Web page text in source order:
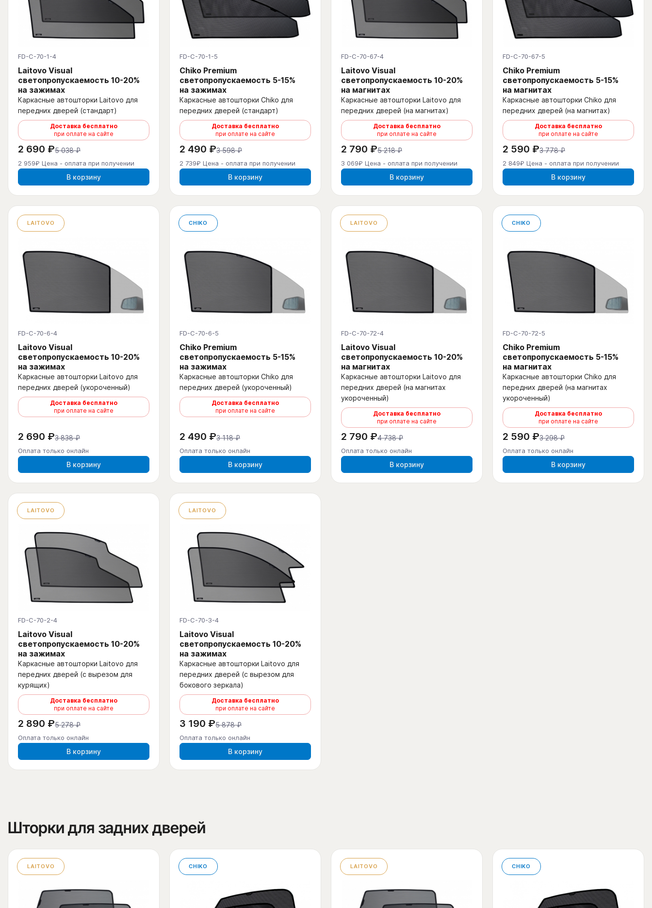
FD-C-70-1-4
Laitovo Visual
светопропускаемость 10-20%
на зажимах
Каркасные автошторки Laitovo для
передних дверей (стандарт)
Доставка бесплатно
при оплате на сайте
2 690 ₽5 038 ₽
2 959₽ Цена - оплата при получении
В корзину
FD-C-70-1-5
Chiko Premium
светопропускаемость 5-15%
на зажимах
Каркасные автошторки Chiko для
передних дверей (стандарт)
Доставка бесплатно
при оплате на сайте
2 490 ₽3 598 ₽
2 739₽ Цена - оплата при получении
В корзину
FD-C-70-67-4
Laitovo Visual
светопропускаемость 10-20%
на магнитах
Каркасные автошторки Laitovo для
передних дверей (на магнитах)
Доставка бесплатно
при оплате на сайте
2 790 ₽5 218 ₽
3 069₽ Цена - оплата при получении
В корзину
FD-C-70-67-5
Chiko Premium
светопропускаемость 5-15%
на магнитах
Каркасные автошторки Chiko для
передних дверей (на магнитах)
Доставка бесплатно
при оплате на сайте
2 590 ₽3 778 ₽
2 849₽ Цена - оплата при получении
В корзину
LAITOVO
FD-C-70-6-4
Laitovo Visual
светопропускаемость 10-20%
на зажимах
Каркасные автошторки Laitovo для
передних дверей (укороченный)
Доставка бесплатно
при оплате на сайте
2 690 ₽3 838 ₽
Оплата только онлайн
В корзину
CHIKO
FD-C-70-6-5
Chiko Premium
светопропускаемость 5-15%
на зажимах
Каркасные автошторки Chiko для
передних дверей (укороченный)
Доставка бесплатно
при оплате на сайте
2 490 ₽3 118 ₽
Оплата только онлайн
В корзину
LAITOVO
FD-C-70-72-4
Laitovo Visual
светопропускаемость 10-20%
на магнитах
Каркасные автошторки Laitovo для
передних дверей (на магнитах
укороченный)
Доставка бесплатно
при оплате на сайте
2 790 ₽4 738 ₽
Оплата только онлайн
В корзину
CHIKO
FD-C-70-72-5
Chiko Premium
светопропускаемость 5-15%
на магнитах
Каркасные автошторки Chiko для
передних дверей (на магнитах
укороченный)
Доставка бесплатно
при оплате на сайте
2 590 ₽3 298 ₽
Оплата только онлайн
В корзину
LAITOVO
FD-C-70-2-4
Laitovo Visual
светопропускаемость 10-20%
на зажимах
Каркасные автошторки Laitovo для
передних дверей (с вырезом для
курящих)
Доставка бесплатно
при оплате на сайте
2 890 ₽5 278 ₽
Оплата только онлайн
В корзину
LAITOVO
FD-C-70-3-4
Laitovo Visual
светопропускаемость 10-20%
на зажимах
Каркасные автошторки Laitovo для
передних дверей (с вырезом для
бокового зеркала)
Доставка бесплатно
при оплате на сайте
3 190 ₽5 878 ₽
Оплата только онлайн
В корзину
Шторки для задних дверей
LAITOVO CHIKO LAITOVO CHIKO